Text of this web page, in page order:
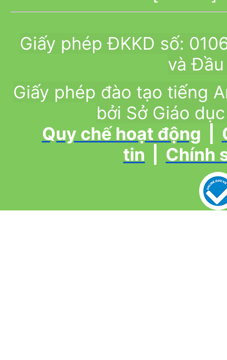
Giấy phép ĐKKD số:
và
Giấy phép đào tạo tiếng
bởi Sở Giáo
Quy chế hoạt động
tin
Chính